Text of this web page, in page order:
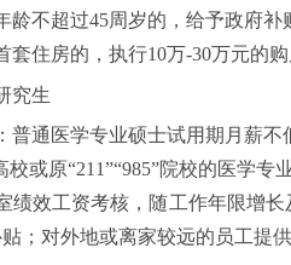
龄不超过45周岁的，给予政府补
套住房的，执行10万-30万元的
究生
普通医学专业硕士试用期月薪不
校或原“211”“985”院校的医学
绩效工资考核，随工作年限增
； 对外地或离家较远的员工提